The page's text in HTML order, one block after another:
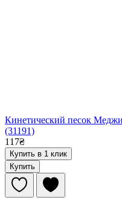
Кинетический песок
(31191)
117₴
Купить в 1 клик
Купить